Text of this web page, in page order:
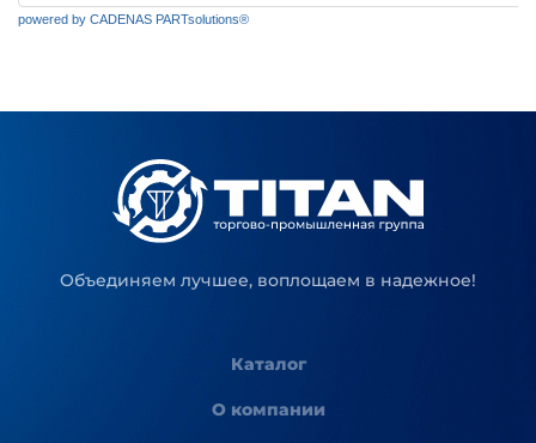
Объединяем лучшее, воплощаем в надежное!
Каталог
О компании